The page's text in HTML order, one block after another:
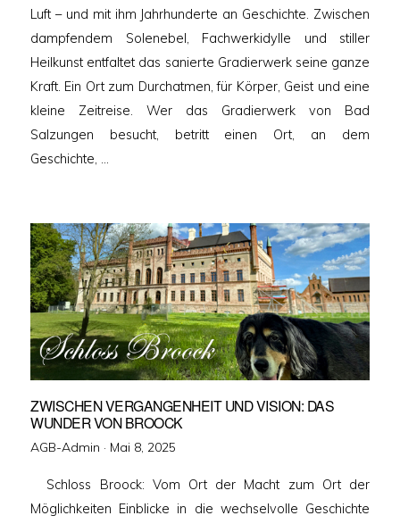
Luft – und mit ihm Jahrhunderte an Geschichte. Zwischen
dampfendem Solenebel, Fachwerkidylle und stiller
Heilkunst entfaltet das sanierte Gradierwerk seine ganze
Kraft. Ein Ort zum Durchatmen, für Körper, Geist und eine
kleine Zeitreise. Wer das Gradierwerk von Bad
Salzungen besucht, betritt einen Ort, an dem
Geschichte, …
ZWISCHEN VERGANGENHEIT UND VISION: DAS
WUNDER VON BROOCK
AGB-Admin · Veröffentlicht
Mai 8, 2025
Schloss Broock: Vom Ort der Macht zum Ort der
Möglichkeiten Einblicke in die wechselvolle Geschichte